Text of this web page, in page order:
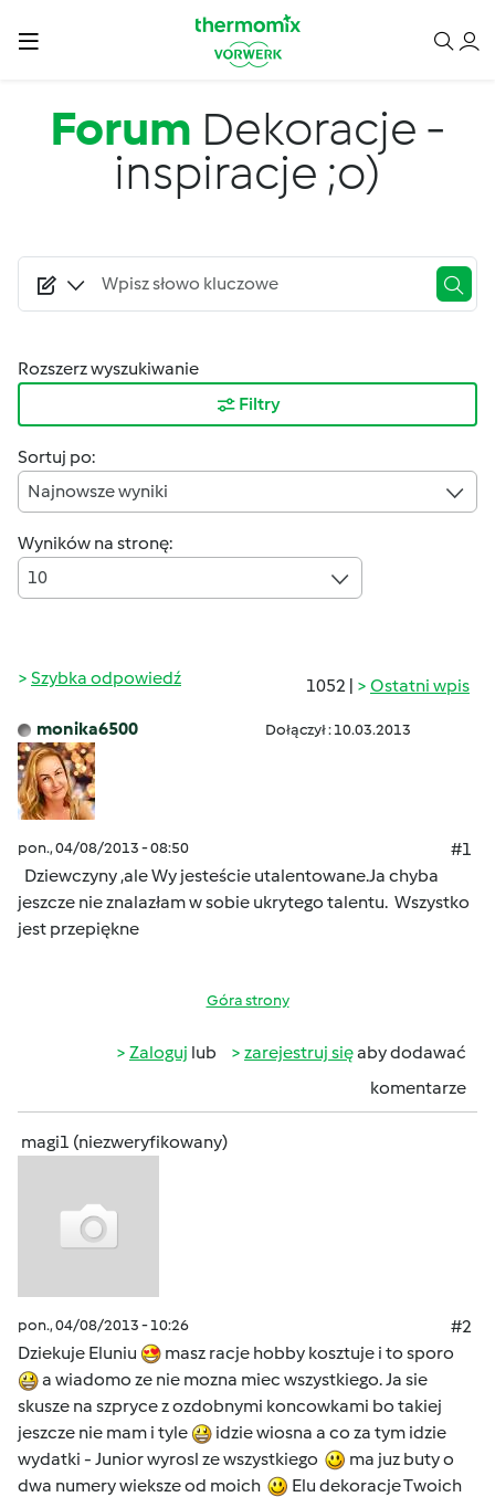
Forum Dekoracje -
inspiracje ;o)
Rozszerz wyszukiwanie
Filtry
Sortuj po:
Najnowsze wyniki
Wyników na stronę:
10
1052 | Ostatni wpis
Szybka odpowiedź
monika6500 Dołączył : 10.03.2013
pon., 04/08/2013 - 08:50
#1
Dziewczyny ,ale Wy jesteście utalentowane.Ja chyba
jeszcze nie znalazłam w sobie ukrytego talentu. Wszystko
jest przepiękne
Góra strony
Zaloguj lub zarejestruj sięaby dodawać
komentarze
magi1 (niezweryfikowany)
pon., 04/08/2013 - 10:26
#2
Dziekuje Eluniu
masz racje hobby kosztuje i to sporo
a wiadomo ze nie mozna miec wszystkiego. Ja sie
skusze na szpryce z ozdobnymi koncowkami bo takiej
jeszcze nie mam i tyle
idzie wiosna a co za tym idzie
wydatki - Junior wyrosl ze wszystkiego
ma juz buty o
dwa numery wieksze od moich
Elu dekoracje Twoich